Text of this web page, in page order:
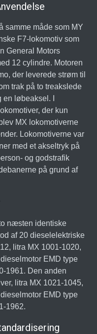
samme måde som MY
F7-lokomotiv som
General Motors
12 cylindre. Motoren
der leverede strøm til
trak på to treakslede
løbeaksel. I
der kun
MX lokomotiverne
Lokomotiverne var
med et akseltryk på
og godstrafik
på grund af
næsten identiske
af 20 dieselelektriske
litra MX 1001-1020,
EMD type
1961. Den anden
litra MX 1021-1045,
EMD type
1962.